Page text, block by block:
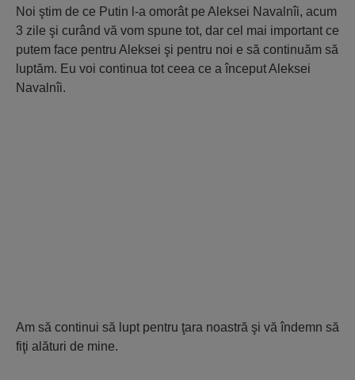
Noi ştim de ce Putin l-a omorât pe Aleksei Navalnîi, acum
3 zile şi curând vă vom spune tot, dar cel mai important ce
putem face pentru Aleksei şi pentru noi e să continuăm să
luptăm. Eu voi continua tot ceea ce a început Aleksei
Navalnîi.
Am să continui să lupt pentru ţara noastră şi vă îndemn să
fiţi alături de mine.